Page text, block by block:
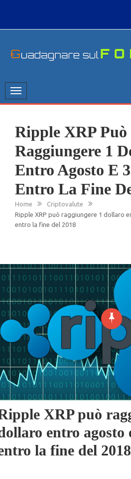
Toggle
navigation
Ripple XRP Può
Raggiungere 1
Entro Agosto E
Entro La Fine
Home
Criptovalute
Ripple XRP può raggiungere 1 dollaro
entro la fine del 2018
XRP può
entro agosto
la fine del 2018